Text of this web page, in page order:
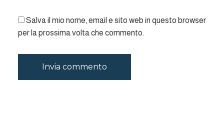
Salva il mio nome, email e sito web in questo browser
per la prossima volta che commento.